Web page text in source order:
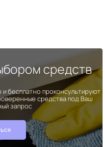
средств
бесплатно проконсультируют
средства под Ваш
запрос